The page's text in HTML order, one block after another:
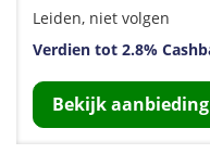
Leiden, niet volgen
Verdien tot 2.8%
Bekijk aanbieding